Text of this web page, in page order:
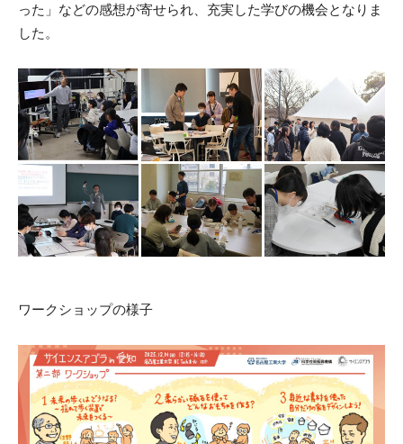
った」などの感想が寄せられ、充実した学びの機会となりま
した。
ワークショップの様子